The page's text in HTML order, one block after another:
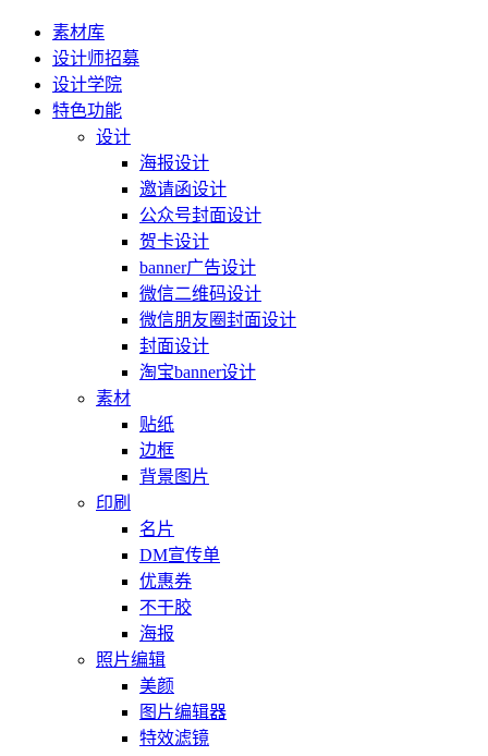
素材库
设计师招募
设计学院
特色功能
设计
海报设计
邀请函设计
公众号封面设计
贺卡设计
banner广告设计
微信二维码设计
微信朋友圈封面设计
封面设计
淘宝banner设计
素材
贴纸
边框
背景图片
印刷
名片
DM宣传单
优惠券
不干胶
海报
照片编辑
美颜
图片编辑器
特效滤镜